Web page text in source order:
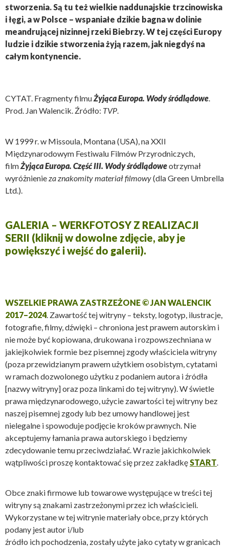
stworzenia. Są tu też wielkie naddunajskie trzcinowiska
i łęgi, a w Polsce – wspaniałe dzikie bagna w dolinie
meandrującej nizinnej rzeki Biebrzy. W tej części Europy
ludzie i dzikie stworzenia żyją razem, jak niegdyś na
całym kontynencie.
CYTAT. Fragmenty filmuŻyjąca Europa. Wody śródlądowe
Prod. Jan Walencik. Źródło: TVP
W 1999 r. w Missoula, Montana (USA), na XXII
Międzynarodowym Festiwalu Filmów Przyrodniczych,
filmŻyjąca Europa. Część III. Wody śródlądoweotrzymał
wyróżnienieza znakomity materiał filmowy(dla Green Umbrella
Ltd.).
GALERIA – WERKFOTOSY Z REALIZACJI
SERII (kliknij w dowolne zdjęcie, aby je
powiększyć i wejść do galerii).
WSZELKIE PRAWA ZASTRZEŻONE © JAN WALENCIK
2017–2024. Zawartość tej witryny – teksty, logotyp, ilustracje,
fotografie, filmy, dźwięki – chroniona jest prawem autorskim i
nie może być kopiowana, drukowana i rozpowszechniana w
jakiejkolwiek formie bez pisemnej zgody właściciela witryny
(poza przewidzianym prawem użytkiem osobistym, cytatami
w ramach dozwolonego użytku z podaniem autora i źródła
[nazwy witryny] oraz poza linkami do tej witryny). W świetle
prawa międzynarodowego, użycie zawartości tej witryny bez
naszej pisemnej zgody lub bez umowy handlowej jest
nielegalne i spowoduje podjęcie kroków prawnych. Nie
akceptujemy łamania prawa autorskiego i będziemy
zdecydowanie temu przeciwdziałać. W razie jakichkolwiek
wątpliwości proszę kontaktować się przez zakładkęSTART.
Obce znaki firmowe lub towarowe występujące w treści tej
witryny są znakami zastrzeżonymi przez ich właścicieli.
Wykorzystane w tej witrynie materiały obce, przy których
podany jest autor i/lub
źródło ich pochodzenia, zostały użyte jako cytaty w granicach